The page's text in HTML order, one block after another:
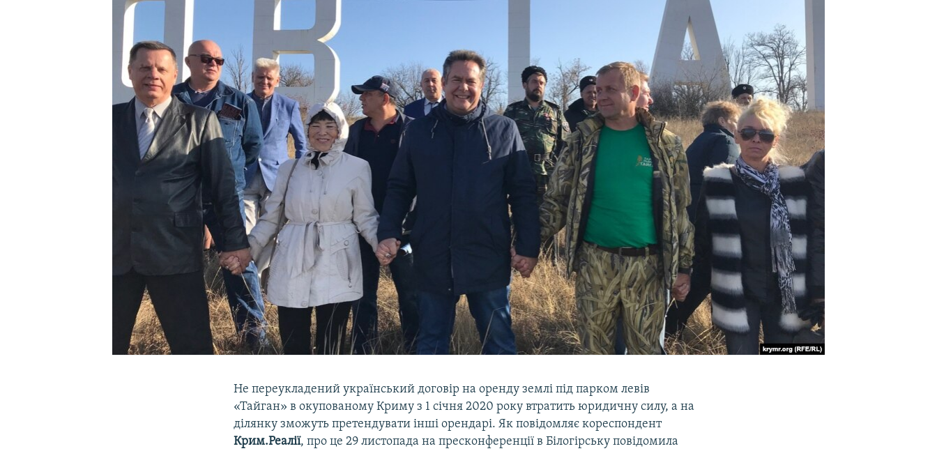
УКРАЇНСЬКА ПРОБЛЕМА КРИМУ
Не переукладений український договір на оренду землі під парком левів
«Тайган» в окупованому Криму з 1 січня 2020 року втратить юридичну силу, а на
ділянку зможуть претендувати інші орендарі. Як повідомляє кореспондент
Крим.Реалії, про це 29 листопада на пресконференції в Білогірську повідомила